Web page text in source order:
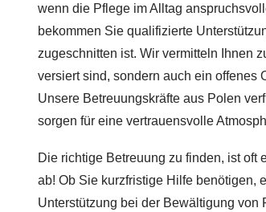
wenn die Pflege im Alltag
bekommen Sie qualifizierte
zugeschnitten ist. Wir vermitteln Ihnen
versiert sind, sondern auch ein offenes
Unsere Betreuungskräfte aus Polen
sorgen für eine vertrauensvolle
Die richtige Betreuung zu finden, ist oft
ab! Ob Sie kurzfristige Hilfe benötigen,
Unterstützung bei der Bewältigung